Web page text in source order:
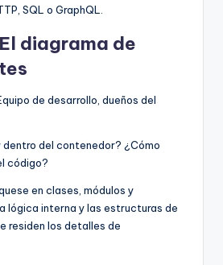
SQL o GraphQL.
diagrama de
de desarrollo, dueños del
dentro del contenedor? ¿Cómo
código?
en clases, módulos y
lógica interna y las estructuras de
residen los detalles de